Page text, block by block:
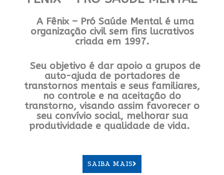
A Fênix – Pró Saúde Mental é uma
organização civil sem fins lucrativos
criada em 1997.
Seu objetivo é dar apoio a grupos de
auto-ajuda de portadores de
transtornos mentais e seus familiares,
no controle e na aceitação do
transtorno, visando assim favorecer o
seu convívio social, melhorar sua
produtividade e qualidade de vida.
SAIBA MAIS